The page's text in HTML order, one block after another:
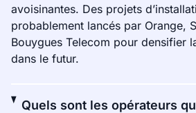
avoisinantes. Des projets
probablement lancés par Orange,
Bouygues Telecom pour densifier
dans le futur.
Quels sont les opérateurs